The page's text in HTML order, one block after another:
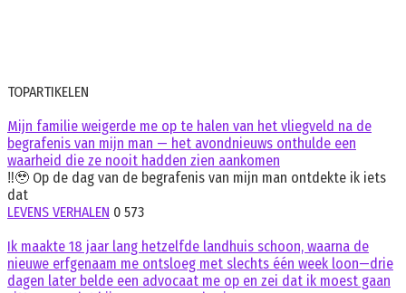
TOPARTIKELEN
Mijn familie weigerde me op te halen van het vliegveld na de
begrafenis van mijn man — het avondnieuws onthulde een
waarheid die ze nooit hadden zien aankomen
‼️🥹 Op de dag van de begrafenis van mijn man ontdekte ik iets
dat
LEVENS VERHALEN 0 573
Ik maakte 18 jaar lang hetzelfde landhuis schoon, waarna de
nieuwe erfgenaam me ontsloeg met slechts één week loon—drie
dagen later belde een advocaat me op en zei dat ik moest gaan